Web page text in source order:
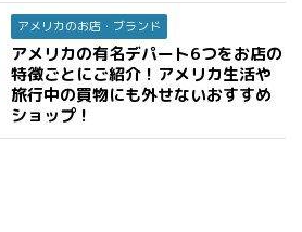
アメリカのお店・ブランド
アメリカの有名デパート6つをお店の
特徴ごとにご紹介！アメリカ生活や
旅行中の買物にも外せないおすすめ
ショップ！